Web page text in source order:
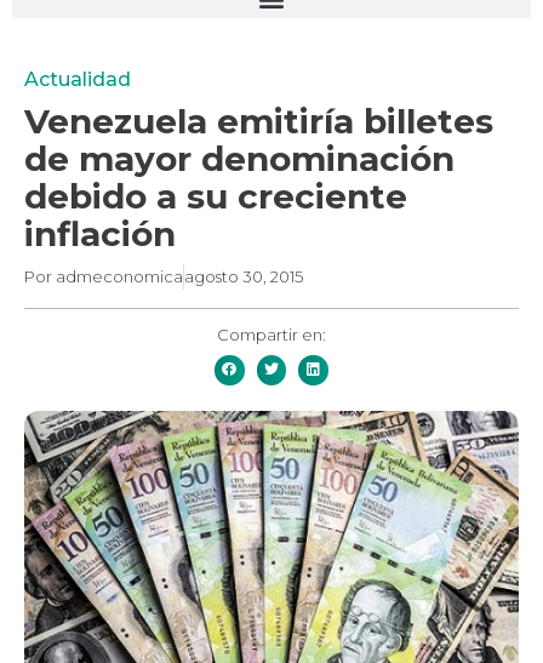
Actualidad
Venezuela emitiría billetes
de mayor denominación
debido a su creciente
inflación
Por admeconomicaagosto 30, 2015
Compartir en: